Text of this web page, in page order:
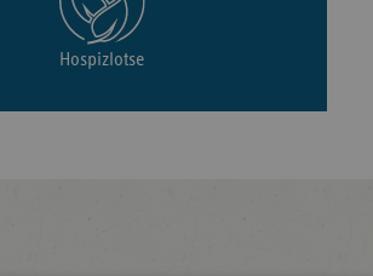
Hospizlotse